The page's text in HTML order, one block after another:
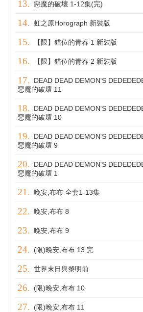
惡魔的破壞 1-12集(完)
虹之原Horograph 新裝版
【限】錯位的青春 1 新裝版
【限】錯位的青春 2 新裝版
DEAD DEAD DEMON'S
惡魔的破壞 11
DEAD DEAD DEMON'S
惡魔的破壞 10
DEAD DEAD DEMON'S
惡魔的破壞 9
DEAD DEAD DEMON'S
惡魔的破壞 1
晚安,布布 全套1-13集
晚安,布布 8
晚安,布布 9
(限)晚安,布布 13 完
世界末日與黎明前
(限)晚安,布布 10
(限)晚安,布布 11